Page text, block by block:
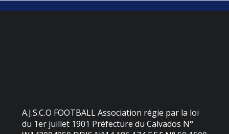
A.J.S.C.O FOOTBALL Association régie par la loi
du 1er juillet 1901 Préfecture du Calvados N°